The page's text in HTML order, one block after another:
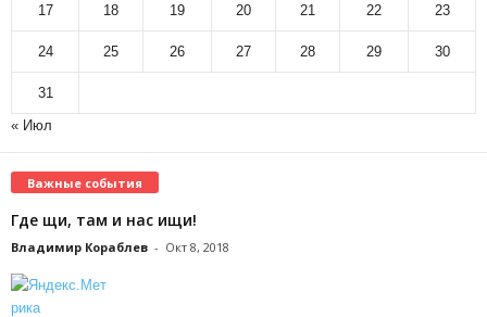
17 18 19 20 21 22 23
24 25 26 27 28 29 30
31
« Июл
Важные события
Где щи, там и нас ищи!
Владимир Кораблев - Окт 8, 2018